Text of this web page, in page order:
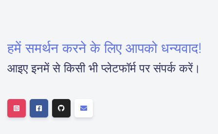
हमें समर्थन करने के लिए आपको धन्यवाद!
आइए इनमें से किसी भी प्लेटफॉर्म पर संपर्क करें।